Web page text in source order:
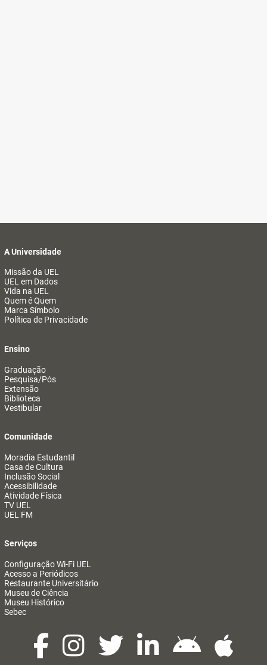
A Universidade
Missão da UEL
UEL em Dados
Vida na UEL
Quem é Quem
Marca Símbolo
Política de Privacidade
Ensino
Graduação
Pesquisa/Pós
Extensão
Biblioteca
Vestibular
Comunidade
Moradia Estudantil
Casa de Cultura
Inclusão Social
Acessibilidade
Atividade Física
TV UEL
UEL FM
Serviços
Configuração Wi-Fi UEL
Acesso a Periódicos
Restaurante Universitário
Museu de Ciência
Museu Histórico
Sebec